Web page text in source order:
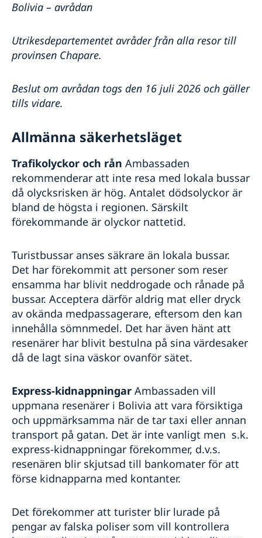
Legaliseringar i Bolivia
Naturförhållanden och katastrofer
Lokala lagar och sedvänjor
Kriminalitet och personlig säkerhet
Antikorruption
Bolivia – avrådan
Utrikesdepartementet avråder från alla resor till
provinsen Chapare.
Beslut om avrådan togs den 16 juli 2026 och gäller
tills vidare.
Allmänna säkerhetsläget
Trafikolyckor och rån Ambassaden
rekommenderar att inte resa med lokala bussar
då olycksrisken är hög. Antalet dödsolyckor är
bland de högsta i regionen. Särskilt
förekommande är olyckor nattetid.
Turistbussar anses säkrare än lokala bussar.
Det har förekommit att personer som reser
ensamma har blivit neddrogade och rånade på
bussar. Acceptera därför aldrig mat eller dryck
av okända medpassagerare, eftersom den kan
innehålla sömnmedel. Det har även hänt att
resenärer har blivit bestulna på sina värdesaker
då de lagt sina väskor ovanför sätet.
Express-kidnappningar Ambassaden vill
uppmana resenärer i Bolivia att vara försiktiga
och uppmärksamma när de tar taxi eller annan
transport på gatan. Det är inte vanligt men s.k.
express-kidnappningar förekommer, d.v.s.
resenären blir skjutsad till bankomater för att
förse kidnapparna med kontanter.
Det förekommer att turister blir lurade på
pengar av falska poliser som vill kontrollera